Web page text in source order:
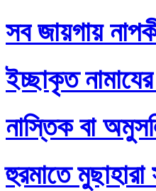
সব জায়গায়
ইচ্ছাকৃত
নাস্তিক বা
হুরমাতে